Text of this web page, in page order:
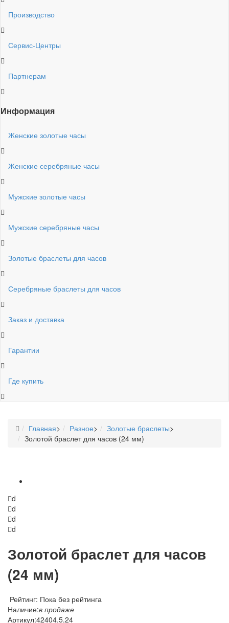
Производство
Сервис-Центры
Партнерам
Информация
Женские золотые часы
Женские серебряные часы
Мужские золотые часы
Мужские серебряные часы
Золотые браслеты для часов
Серебряные браслеты для часов
Заказ и доставка
Гарантии
Где купить
Главная> Разное> Золотые браслеты>
Золотой браслет для часов (24 мм)
d
d
d
d
Золотой браслет для часов
(24 мм)
Рейтинг: Пока без рейтинга
Наличие:в продаже
Артикул:42404.5.24